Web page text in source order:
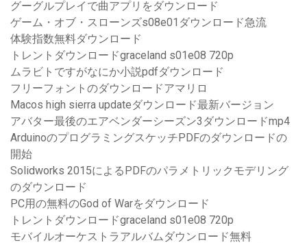
グーグルプレイで曲アプリをダウンロード
ゲーム・オブ・スローンズs08e01ダウンロード急流
体験指数無料ダウンロード
トレントダウンロードgraceland s01e08 720p
ムラビトですがなにか小説pdfダウンロード
フリーフォントのダウンロードアマリロ
Macos high sierra updateダウンロード最新バージョン
アバター最後のエアベンダーシーズン3ダウンロードmp4
ArduinoのプログラミングスケッチPDFのダウンロードの
開始
Solidworks 2015によるPDFのパラメトリックモデリング
のダウンロード
PC用の無料のGod of Warをダウンロード
トレントダウンロードgraceland s01e08 720p
モバイルオーケストラアルバムダウンロード無料